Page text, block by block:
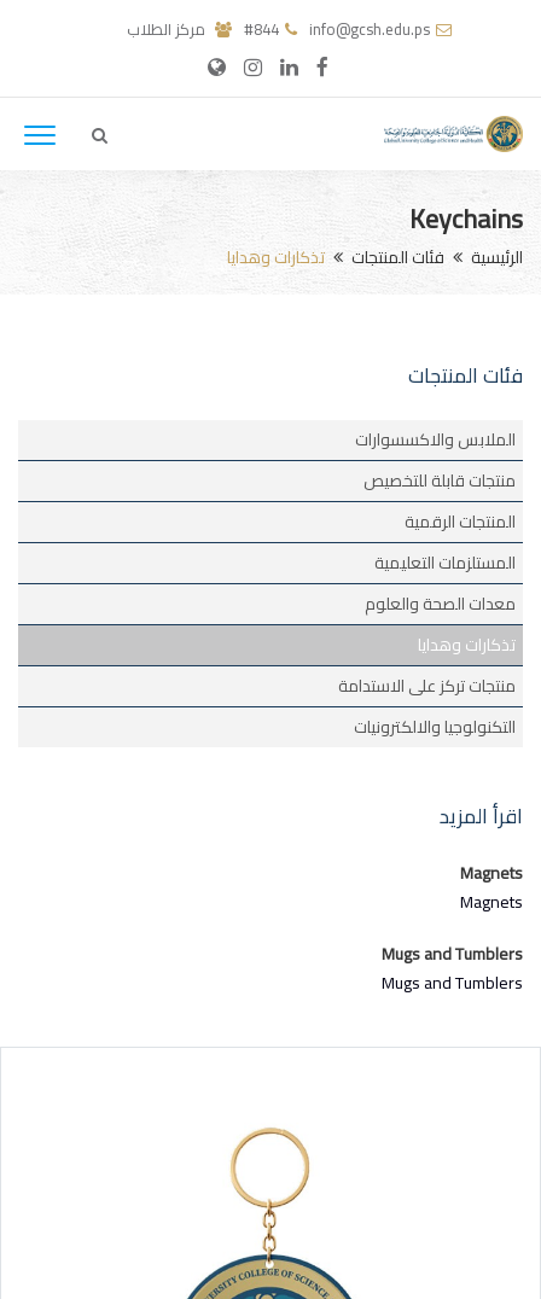
info@gcsh.edu.ps
#844 مركز الطلاب
Keychains
الرئيسية فئات المنتجات تذكارات وهدايا
فئات المنتجات
الملابس والاكسسوارات
منتجات قابلة للتخصيص
المنتجات الرقمية
المستلزمات التعليمية
معدات الصحة والعلوم
تذكارات وهدايا
منتجات تركز على الاستدامة
التكنولوجيا والالكترونيات
اقرأ المزيد
Magnets
Magnets
Mugs and Tumblers
Mugs and Tumblers